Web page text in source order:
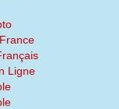
Ligne